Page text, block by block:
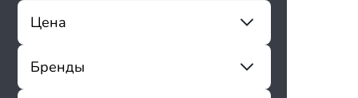
Цена
От
Бренды